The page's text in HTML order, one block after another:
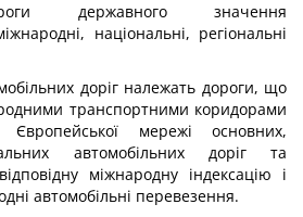
державного значення
національні, регіональні
доріг належать дороги, що
транспортними коридорами
мережі основних,
автомобільних доріг та
міжнародну індексацію і
автомобільні перевезення.